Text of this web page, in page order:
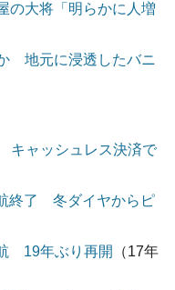
大将「明らかに人増
地元に浸透したバニ
キャッシュレス決済で
終了 冬ダイヤからピ
19年ぶり再開
（17年